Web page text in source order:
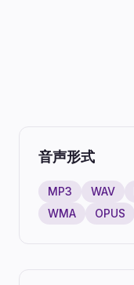
音声形式
MP3 WAV
WMA
OPUS